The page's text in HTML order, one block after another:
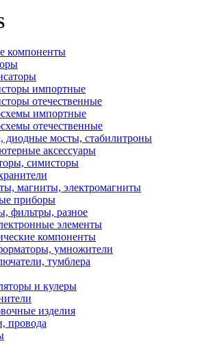
компоненты
импортные
отечественные
импортные
отечественные
диодные мосты, стабилитроны
аксессуары
симисторы
магниты, электромагниты
приборы
фильтры, разное
элементы
компоненты
умножители
тумблера
и кулеры
изделия
провода